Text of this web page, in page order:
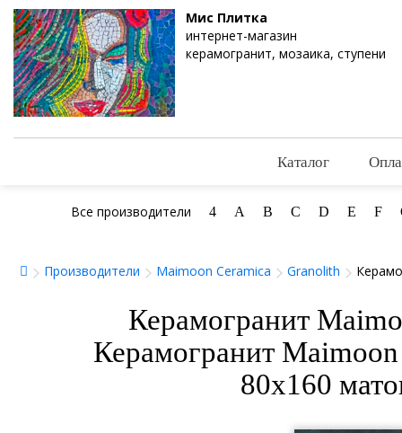
Мис Плитка
интернет-магазин
керамогранит, мозаика, ступени
Каталог
Все производители 4 A B C D E F
Производители Maimoon Ceramica Granolith
Керамогранит
Керамогранит
80x160